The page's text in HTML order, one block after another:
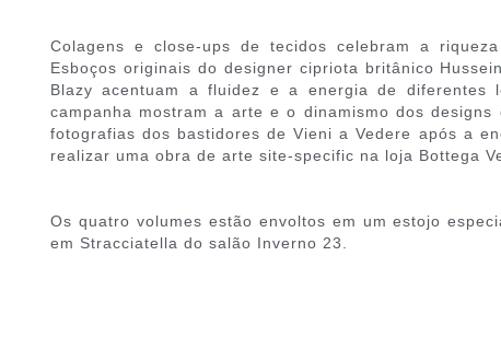
Colagens e close-ups de tecidos celebram a
Esboços originais do designer cipriota britânico
Blazy acentuam a fluidez e a energia de diferentes
campanha mostram a arte e o dinamismo dos
fotografias dos bastidores de Vieni a Vedere após a
realizar uma obra de arte site-specific na loja Bottega
Os quatro volumes estão envoltos em um estojo
em Stracciatella do salão Inverno 23.